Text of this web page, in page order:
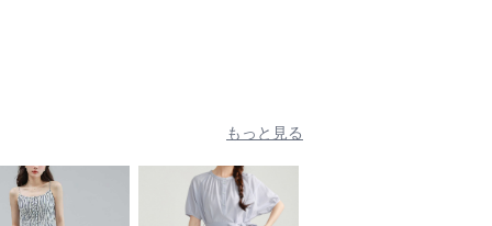
もっと見る